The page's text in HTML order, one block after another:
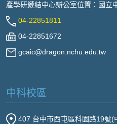
產學研鏈結中心辦公室位置：國立
04-22851811
04-22851672
gcaic@dragon.nchu.edu.tw
中科校區
407 台中市西屯區科園路19號(